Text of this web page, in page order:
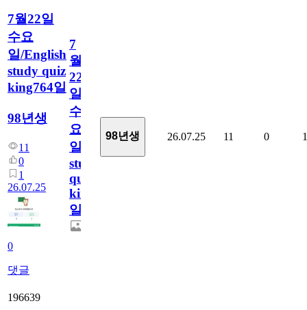
7월22일
수요
일/English
study quiz
king764일
98년생
11
0
1
26.07.25
0
댓글
7
월
22
일
수
요
일/English
study
quiz
king764
일
98년생 26.07.25 11 0 1
196639